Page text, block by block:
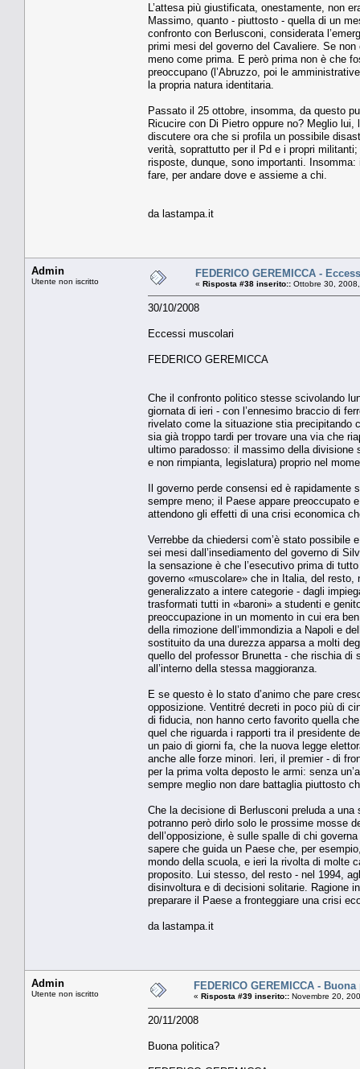
L’attesa più giustificata, onestamente, non
Massimo, quanto - piuttosto - quella di un
confronto con Berlusconi, considerata
primi mesi del governo del Cavaliere. Se
meno come prima. E però prima non è che
preoccupano (l’Abruzzo, poi le
la propria natura identitaria.
Passato il 25 ottobre, insomma, da questo
Ricucire con Di Pietro oppure no? Meglio
discutere ora che si profila un possibile
verità, soprattutto per il Pd e i propri
risposte, dunque, sono importanti.
fare, per andare dove e assieme a chi.
da lastampa.it
Admin
Utente non iscritto
FEDERICO GEREMICCA -
« Risposta #38 inserito:: Ottobre 30,
30/10/2008
Eccessi muscolari
FEDERICO GEREMICCA
Che il confronto politico stesse scivolando
giornata di ieri - con l’ennesimo braccio di
rivelato come la situazione stia precipitando
sia già troppo tardi per trovare una via che
ultimo paradosso: il massimo della divisione
e non rimpianta, legislatura) proprio nel
Il governo perde consensi ed è rapidamente
sempre meno; il Paese appare preoccupato
attendono gli effetti di una crisi economica
Verrebbe da chiedersi com’è stato
sei mesi dall’insediamento del governo di
la sensazione è che l’esecutivo prima di
governo «muscolare» che in Italia, del
generalizzato a intere categorie - dagli
trasformati tutti in «baroni» a studenti e
preoccupazione in un momento in cui era
della rimozione dell’immondizia a Napoli e
sostituito da una durezza apparsa a molti
quello del professor Brunetta - che rischia di
all’interno della stessa maggioranza.
E se questo è lo stato d’animo che pare
opposizione. Ventitré decreti in poco più di
di fiducia, non hanno certo favorito quella
quel che riguarda i rapporti tra il presidente
un paio di giorni fa, che la nuova legge
anche alle forze minori. Ieri, il premier - di
per la prima volta deposto le armi: senza
sempre meglio non dare battaglia piuttosto
Che la decisione di Berlusconi preluda a
potranno però dirlo solo le prossime mosse
dell’opposizione, è sulle spalle di chi
sapere che guida un Paese che, per
mondo della scuola, e ieri la rivolta di molte
proposito. Lui stesso, del resto - nel 1994,
disinvoltura e di decisioni solitarie. Ragione
preparare il Paese a fronteggiare una crisi
da lastampa.it
Admin
Utente non iscritto
FEDERICO GEREMICCA -
« Risposta #39 inserito:: Novembre 20,
20/11/2008
Buona politica?